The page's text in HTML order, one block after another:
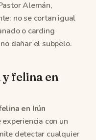
Alemán,
no se cortan igual
o carding
dañar el subpelo.
felina en
en Irún
con un
detectar cualquier